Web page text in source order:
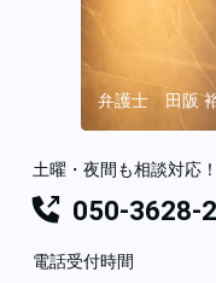
弁護士 田阪
土曜・夜間も相談対応
050-3628-
電話受付時間